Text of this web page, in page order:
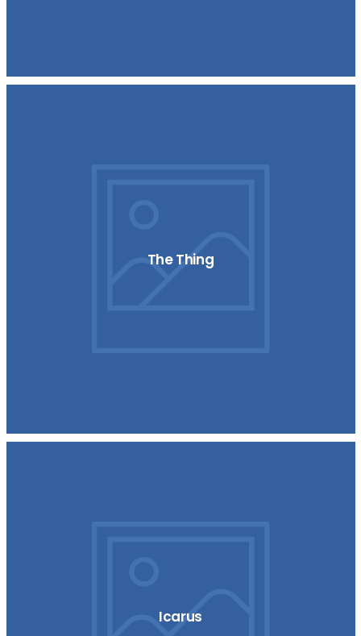
The Thing
Icarus